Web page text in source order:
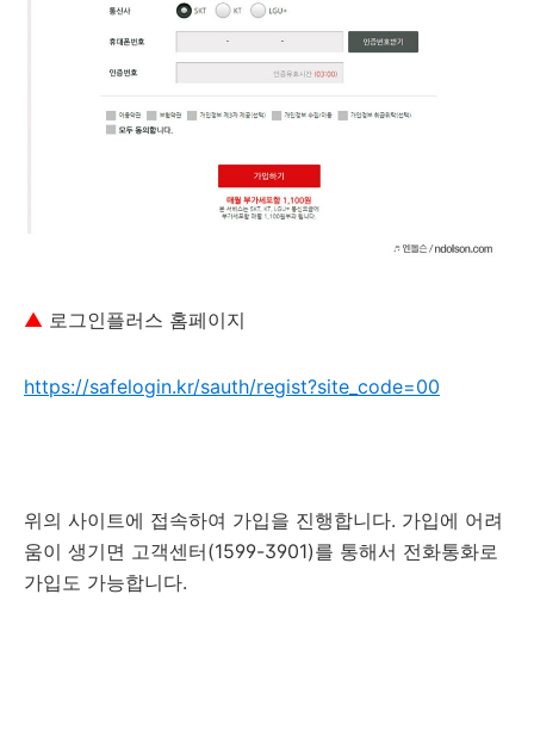
▲ 로그인플러스 홈페이지
https://safelogin.kr/sauth/regist?site_code=00
위의 사이트에 접속하여 가입을 진행합니다. 가입에 어려
움이 생기면 고객센터(1599-3901)를 통해서 전화통화로
가입도 가능합니다.